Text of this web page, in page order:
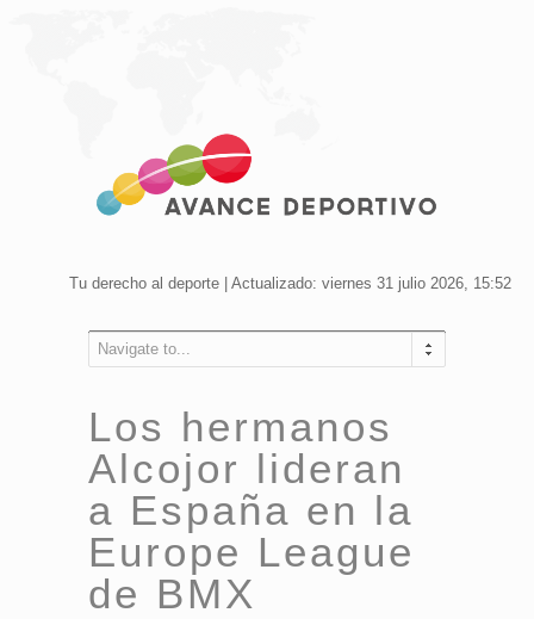
Tu derecho al deporte | Actualizado: viernes 31 julio 2026, 15:52
Navigate to...
Los hermanos
Alcojor lideran
a España en la
Europe League
de BMX